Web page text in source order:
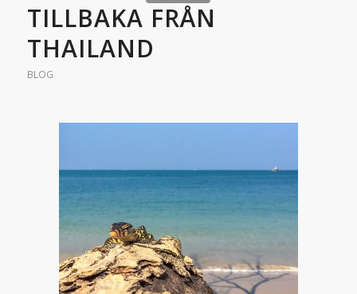
TILLBAKA FRÅN
THAILAND
BLOG